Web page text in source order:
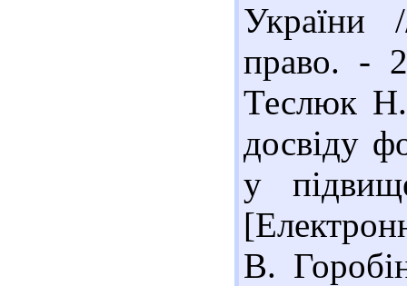
України
право. -
Теслюк Н.
досвіду
у
В.